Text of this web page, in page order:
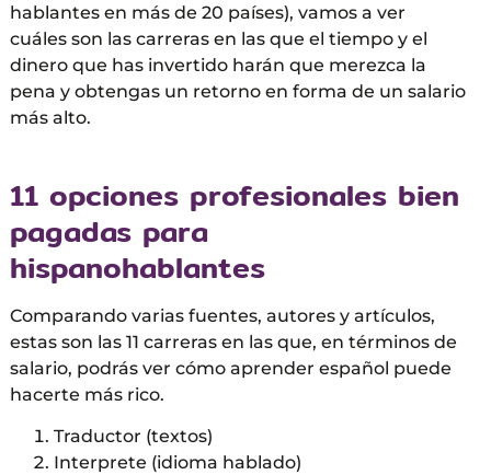
hablantes en más de 20 países), vamos a ver
cuáles son las carreras en las que el tiempo y el
dinero que has invertido harán que merezca la
pena y obtengas un retorno en forma de un salario
más alto.
11 opciones profesionales bien
pagadas para
hispanohablantes
Comparando varias fuentes, autores y artículos,
estas son las 11 carreras en las que, en términos de
salario, podrás ver cómo aprender español puede
hacerte más rico.
Traductor (textos)
Interprete (idioma hablado)